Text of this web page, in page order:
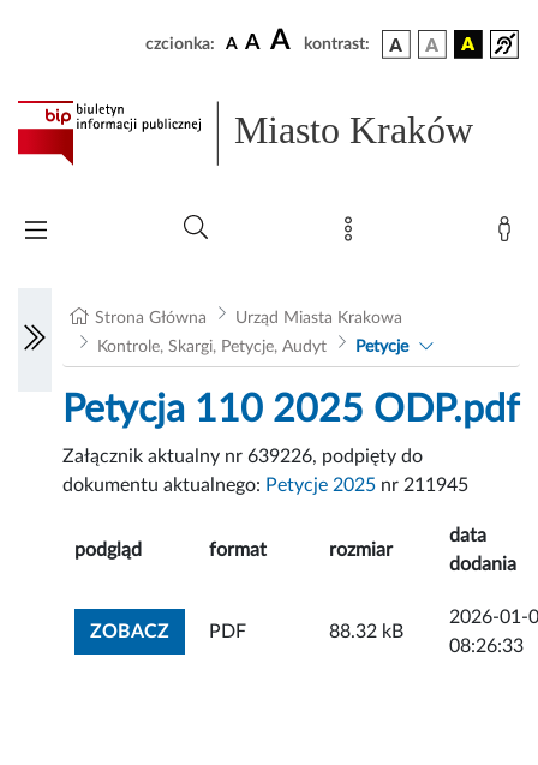
czcionka: A A A kontrast:
Miasto Kraków
Strona Główna
Urząd Miasta Krakowa
Kontrole, Skargi, Petycje, Audyt
Petycje
Petycja 110 2025 ODP.pdf
Załącznik aktualny nr 639226, podpięty do
dokumentu aktualnego: Petycje 2025 nr 211945
podgląd format rozmiar
data
dodania
ZOBACZZOBACZ ZAŁĄCZNIK
PDF 88.32 kB
2026-01-
08:26:33